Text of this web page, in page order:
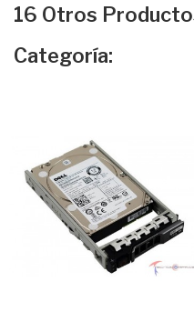
16 Otros
Categoría: